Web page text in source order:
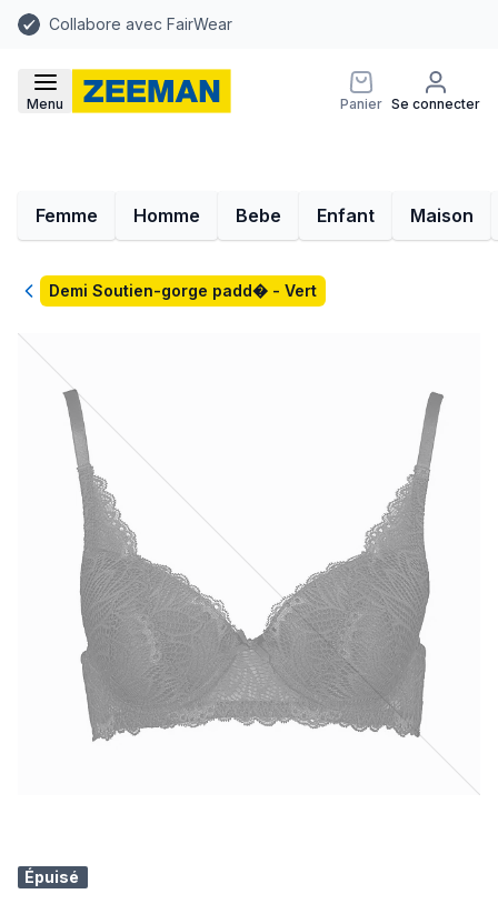
Collabore avec FairWear
Menu Panier Se connecter
Femme Homme Bebe Enfant Maison
RetourDemi Soutien-gorge padd� - Vert
Épuisé